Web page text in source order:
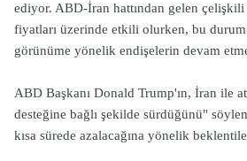
ediyor. ABD-İran hattından gelen
fiyatları üzerinde etkili olurken, bu
görünüme yönelik endişelerin devam
ABD Başkanı Donald Trump'ın, İran ile
desteğine bağlı şekilde sürdüğünü"
kısa sürede azalacağına yönelik